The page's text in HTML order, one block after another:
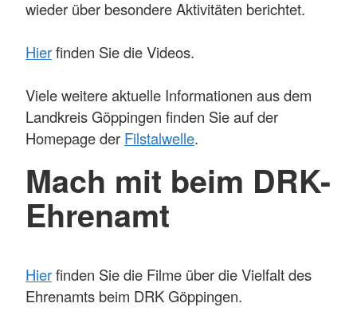
wieder über besondere Aktivitäten berichtet.
Hierfinden Sie die Videos.
Viele weitere aktuelle Informationen aus dem
Landkreis Göppingen finden Sie auf der
Homepage der Filstalwelle.
Mach mit beim DRK-
Ehrenamt
Hierfinden Sie die Filme über die Vielfalt des
Ehrenamts beim DRK Göppingen.